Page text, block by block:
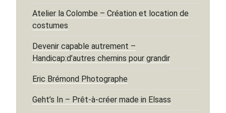
Atelier la Colombe – Création et location de
costumes
Devenir capable autrement –
Handicap:d’autres chemins pour grandir
Eric Brémond Photographe
Geht’s In – Prêt-à-créer made in Elsass